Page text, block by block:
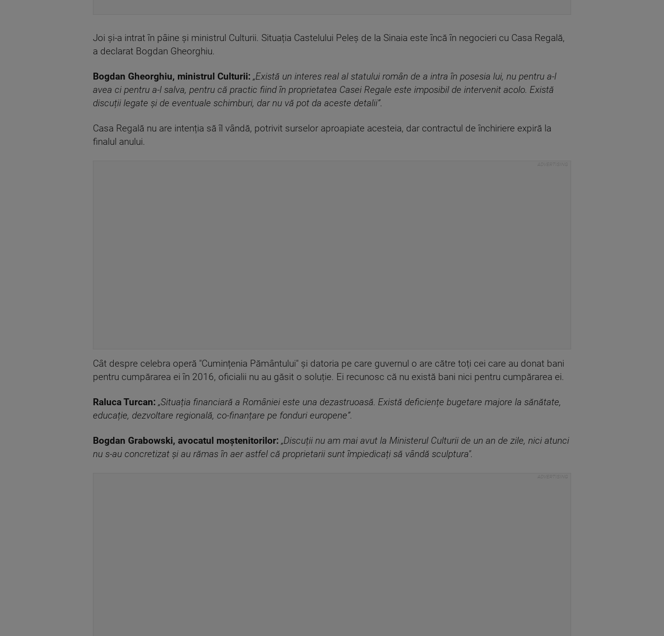
Joi și-a intrat în pâine și ministrul Culturii. Situația Castelului Peleș de la Sinaia este încă în negocieri cu Casa Regală,
a declarat Bogdan Gheorghiu.
Bogdan Gheorghiu, ministrul Culturii: „Există un interes real al statului român de a intra în posesia lui, nu pentru a-l
avea ci pentru a-l salva, pentru că practic fiind în proprietatea Casei Regale este imposibil de intervenit acolo. Există
discuții legate și de eventuale schimburi, dar nu vă pot da aceste detalii”.
Casa Regală nu are intenția să îl vândă, potrivit surselor aproapiate acesteia, dar contractul de închiriere expiră la
finalul anului.
Cât despre celebra operă "Cumințenia Pământului" și datoria pe care guvernul o are către toți cei care au donat bani
pentru cumpărarea ei în 2016, oficialii nu au găsit o soluție. Ei recunosc că nu există bani nici pentru cumpărarea ei.
Raluca Turcan: „Situația financiară a României este una dezastruoasă. Există deficiențe bugetare majore la sănătate,
educație, dezvoltare regională, co-finanțare pe fonduri europene”.
Bogdan Grabowski, avocatul moștenitorilor: „Discuții nu am mai avut la Ministerul Culturii de un an de zile, nici atunci
nu s-au concretizat și au rămas în aer astfel că proprietarii sunt împiedicați să vândă sculptura".